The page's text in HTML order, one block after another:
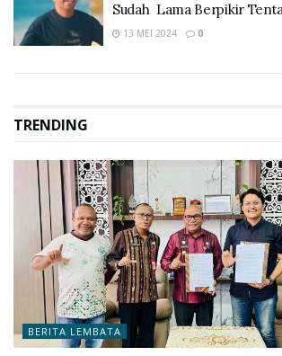
Sudah Lama Berpikir
13 MEI 2024 0
TRENDING
BERITA LEMBATA